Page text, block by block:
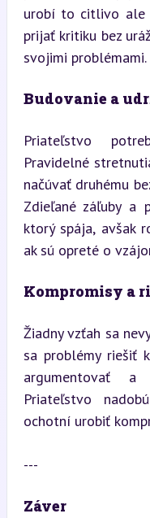
urobí to citlivo ale
prijať kritiku bez
svojimi problémami.
Budovanie a
Priateľstvo
Pravidelné
načúvať druhému
Zdieľané záľuby a
ktorý spája, avšak
ak sú opreté o
Kompromisy a
Žiadny vzťah sa
sa problémy riešiť
argumentovať a
Priateľstvo
ochotní urobiť
---
Záver